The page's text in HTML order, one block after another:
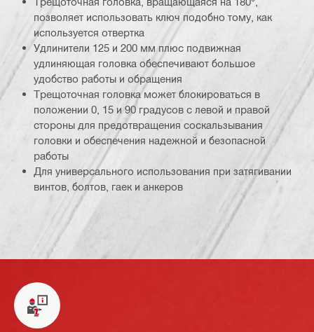
позволяет использовать ключ подобно тому, как
используется отвертка
Удлинители 125 и 200 мм плюс подвижная
удлиняющая головка обеспечивают большое
удобство работы и обращения
Трещоточная головка может блокироваться в
положении 0, 15 и 90 градусов с левой и правой
стороны для предотвращения соскальзывания
головки и обеспечения надежной и безопасной
работы
Для универсального использования при затягивании
винтов, болтов, гаек и анкеров